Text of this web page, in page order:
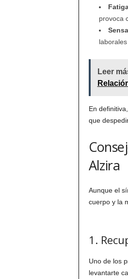
provoca
Leer
En
que
Alzira
Aunque el
cuerpo y la
1.
Uno de los
levantarte